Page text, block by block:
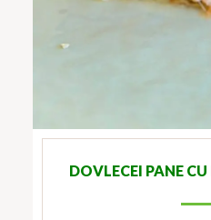
DOVLECEI PANE